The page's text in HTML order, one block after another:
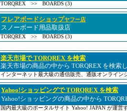
TORQREX >> BOARDS (3)
フレアボードショップヤフー店
スノーボード用品取扱店
TORQREX >> BOARDS (3)
楽天市場で TORQREX を検索
楽天市場の商品の中から TORQREX を検索
インターネット最大級の通信販売、通販オンライン
Yahoo!ショッピングで TORQREX を検索
Yahoo!ショッピングの商品の中から
国内最大級のポータルサイト Yahoo! JAPAN が運営